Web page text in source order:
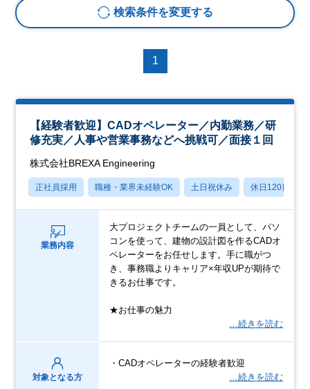
検索条件を変更する
1
【経験者歓迎】CADオペレーター／内勤業務／研
修充実／人事や営業事務などへ挑戦可／面接１回
株式会社BREXA Engineering
正社員採用 職種・業界未経験OK 土日祝休み 休日120日以上
業務内容
大プロジェクトチームの一員として、パソ
コンを使って、建物の設計図を作るCADオ
ペレーターをお任せします。手に職がつ
き、事務職よりキャリア×年収UPが期待で
きるお仕事です。
★お仕事の魅力
…続きを読む
対象となる方
・CADオペレーターの経験者歓迎
…続きを読む